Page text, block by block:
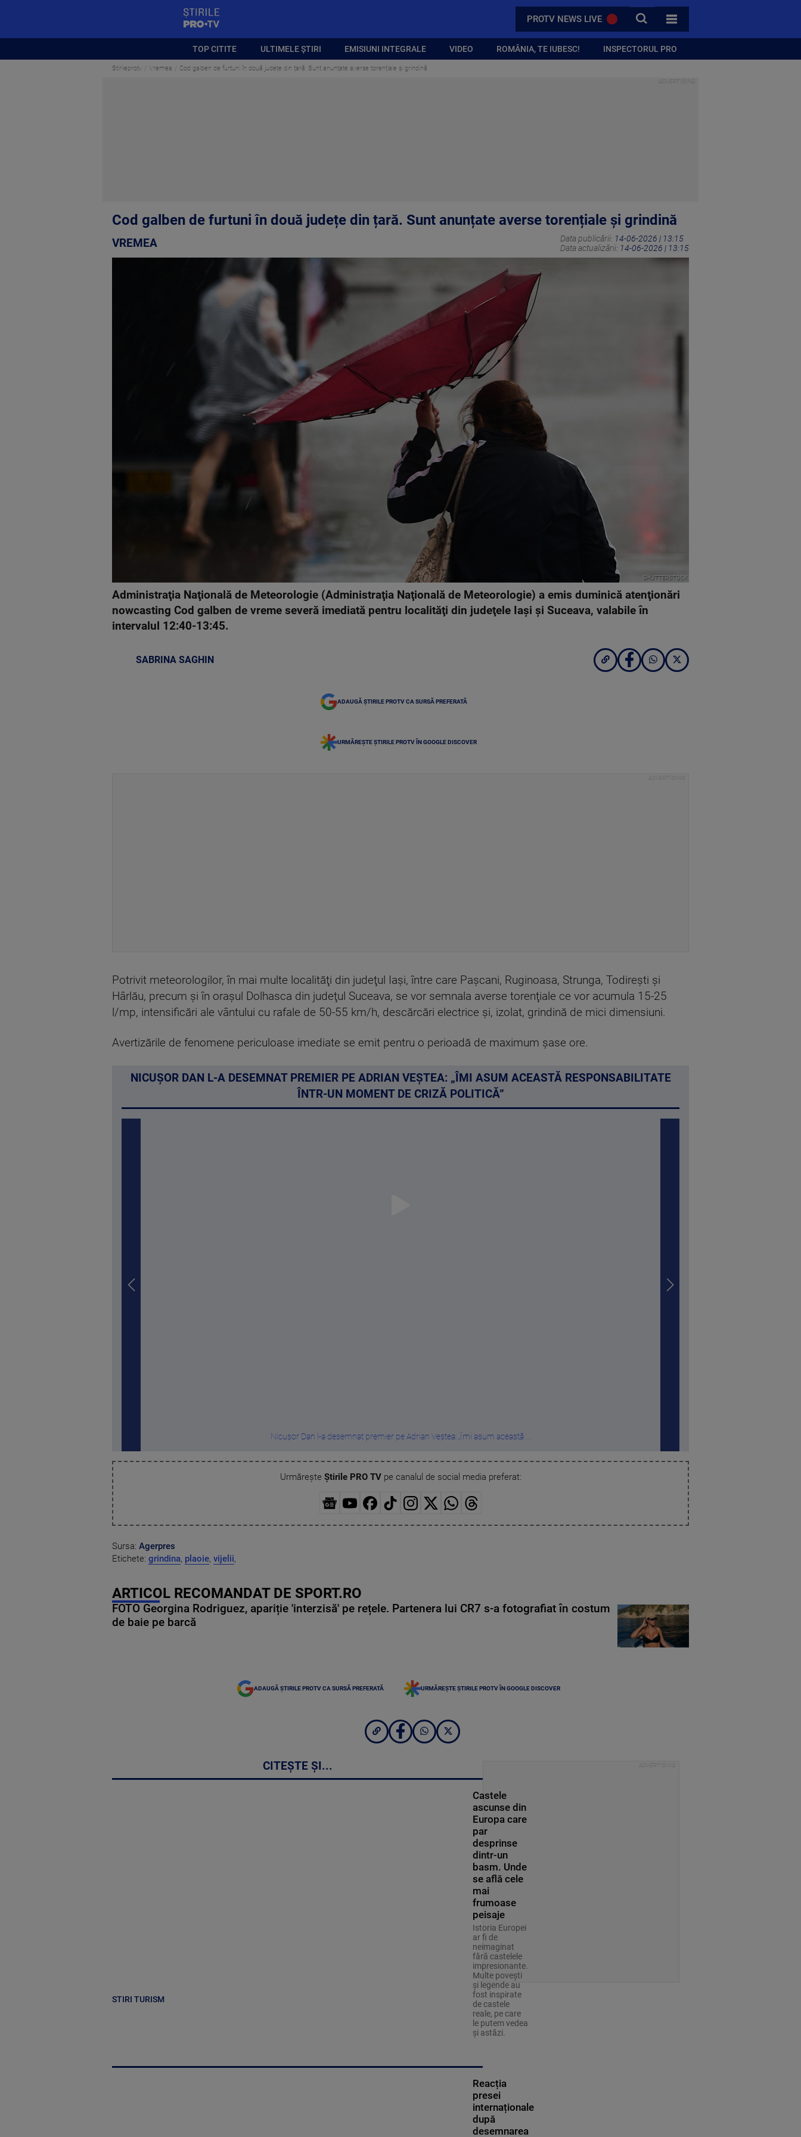
PROTV NEWS LIVE CAUTA
TOATE CATEGORIILE
TOP CITITE ULTIMELE ȘTIRI EMISIUNI INTEGRALE VIDEO ROMÂNIA, TE IUBESC! INSPECTORUL PRO
Stirileprotv Vremea Cod galben de furtuni în două județe din țară. Sunt anunțate averse torențiale și grindină
Cod galben de furtuni în două județe din țară. Sunt anunțate averse torențiale și grindină
VREMEA Data publicării: 14-06-2026 | 13:15
Data actualizării: 14-06-2026 | 13:15
SHUTTERSTOCK
Administraţia Naţională de Meteorologie (Administraţia Naţională de Meteorologie) a emis duminică atenţionări
nowcasting Cod galben de vreme severă imediată pentru localităţi din judeţele Iaşi şi Suceava, valabile în
intervalul 12:40-13:45.
SABRINA SAGHIN
ADAUGĂ ȘTIRILE PROTV CA SURSĂ PREFERATĂ
URMĂREȘTE ȘTIRILE PROTV ÎN GOOGLE DISCOVER
Potrivit meteorologilor, în mai multe localităţi din judeţul Iaşi, între care Paşcani, Ruginoasa, Strunga, Todireşti şi
Hârlău, precum şi în oraşul Dolhasca din judeţul Suceava, se vor semnala averse torenţiale ce vor acumula 15-25
l/mp, intensificări ale vântului cu rafale de 50-55 km/h, descărcări electrice şi, izolat, grindină de mici dimensiuni.
Avertizările de fenomene periculoase imediate se emit pentru o perioadă de maximum şase ore.
NICUȘOR DAN L-A DESEMNAT PREMIER PE ADRIAN VEȘTEA: „ÎMI ASUM ACEASTĂ RESPONSABILITATE
ÎNTR-UN MOMENT DE CRIZĂ POLITICĂ”
Nicușor Dan l-a desemnat premier pe Adrian Veștea: „Îmi asum această ...
Urmărește Știrile PRO TVpe canalul de social media preferat:
Sursa: Agerpres
Etichete: grindina, plaoie, vijelii,
ARTICOL RECOMANDAT DE SPORT.RO
FOTO Georgina Rodriguez, apariție 'interzisă' pe rețele. Partenera lui CR7 s-a fotografiat în costum
de baie pe barcă
ADAUGĂ ȘTIRILE PROTV CA SURSĂ PREFERATĂ URMĂREȘTE ȘTIRILE PROTV ÎN GOOGLE DISCOVER
CITEȘTE ȘI...
STIRI TURISM
Castele
ascunse din
Europa care
par
desprinse
dintr-un
basm. Unde
se află cele
mai
frumoase
peisaje
Istoria Europei
ar fi de
neimaginat
fără castelele
impresionante.
Multe povești
și legende au
fost inspirate
de castele
reale, pe care
le putem vedea
și astăzi.
Reacția
presei
internaționale
după
desemnarea